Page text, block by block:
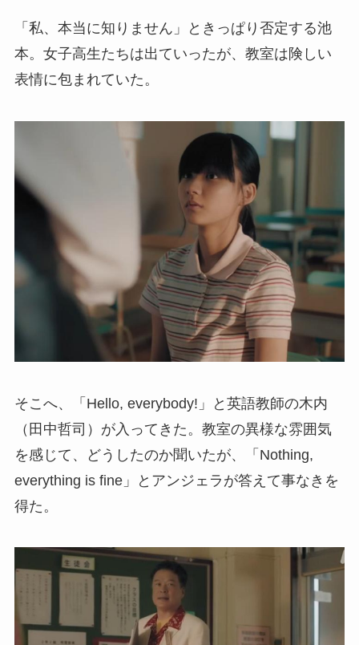
「私、本当に知りません」ときっぱり否定する池
本。女子高生たちは出ていったが、教室は険しい
表情に包まれていた。
そこへ、「Hello, everybody!」と英語教師の木内
（田中哲司）が入ってきた。教室の異様な雰囲気
を感じて、どうしたのか聞いたが、「Nothing,
everything is fine」とアンジェラが答えて事なきを
得た。